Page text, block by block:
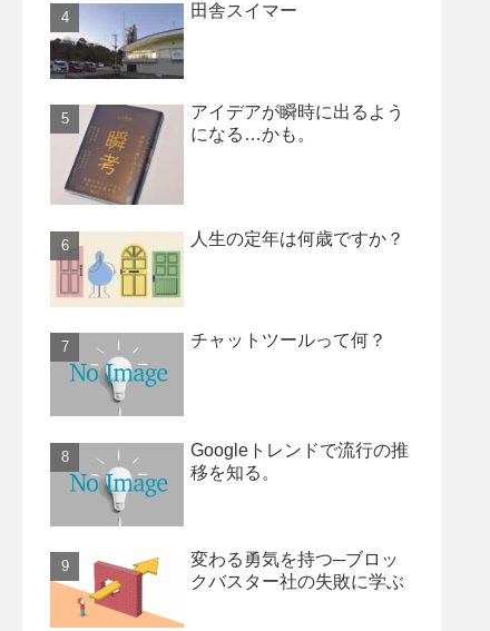
田舎スイマー
アイデアが瞬時に出るよう
になる…かも。
人生の定年は何歳ですか？
チャットツールって何？
Googleトレンドで流行の推
移を知る。
変わる勇気を持つ─ブロッ
クバスター社の失敗に学ぶ